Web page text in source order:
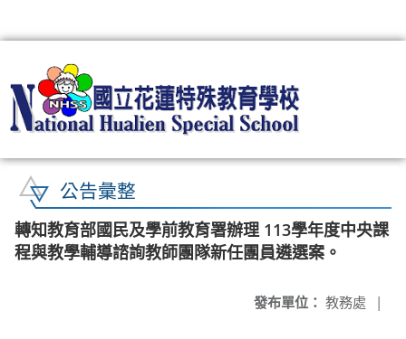
公告彙整
轉知教育部國民及學前教育署辦理 113學年度中央課
程與教學輔導諮詢教師團隊新任團員遴選案。
發布單位： 教務處 |